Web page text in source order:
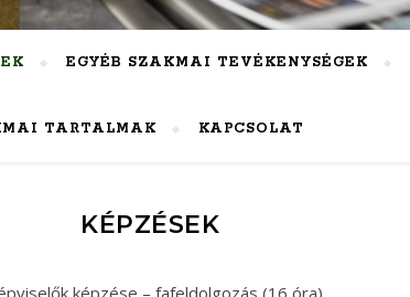
EGYÉB SZAKMAI TEVÉKENYSÉGEK
TARTALMAK KAPCSOLAT
KÉPZÉSEK
képzése – fafeldolgozás (16 óra)